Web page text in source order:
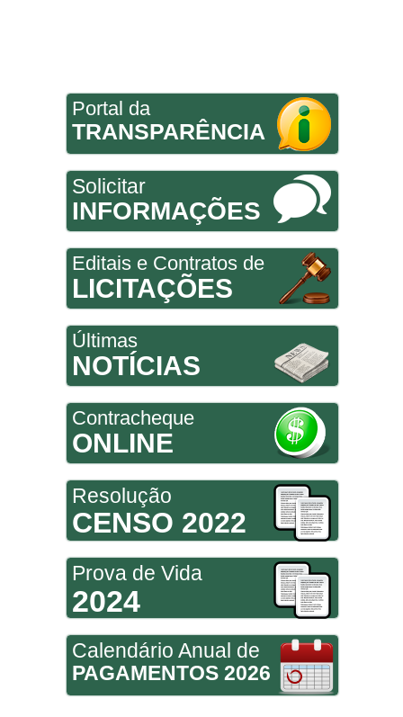
Portal da
TRANSPARÊNCIA
Solicitar
INFORMAÇÕES
Editais e Contratos de
LICITAÇÕES
Últimas
NOTÍCIAS
Contracheque
ONLINE
Resolução
CENSO 2022
Prova de Vida
2024
Calendário Anual de
PAGAMENTOS 2026